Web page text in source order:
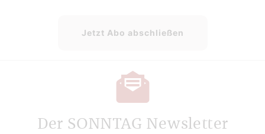
Jetzt Abo abschließen
Der SONNTAG Newsletter